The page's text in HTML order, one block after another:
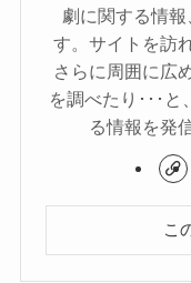
劇に関する情
す。サイトを訪
さらに周囲に広
を調べたり･･･
る情報を発
こ